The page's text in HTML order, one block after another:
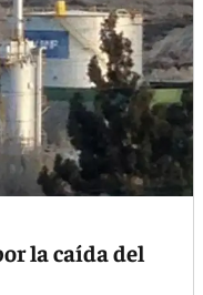
la caída del